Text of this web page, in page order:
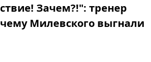
Зачем?!": тренер
Милевского выгнали